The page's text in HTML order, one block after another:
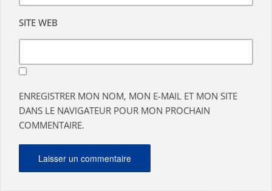
SITE WEB
ENREGISTRER MON NOM, MON E-MAIL ET MON SITE
DANS LE NAVIGATEUR POUR MON PROCHAIN
COMMENTAIRE.